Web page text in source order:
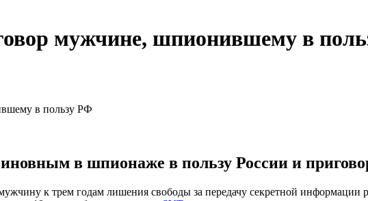
мужчине, шпионившему в
в шпионаже в пользу России и
к трем годам лишения свободы за передачу секретной